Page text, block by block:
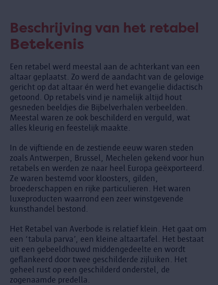
Beschrijving van het retabel
Betekenis
Een retabel werd meestal aan de achterkant van een
altaar geplaatst. Zo werd de aandacht van de gelovige
gericht op dat altaar én werd het evangelie didactisch
getoond. Op retabels vind je namelijk altijd hout
gesneden beeldjes die Bijbelverhalen verbeelden.
Meestal waren ze ook beschilderd en verguld, wat
alles kleurig en feestelijk maakte.
In de vijftiende en de zestiende eeuw waren steden
zoals Antwerpen, Brussel, Mechelen gekend voor hun
retabels en werden ze naar heel Europa geëxporteerd.
Ze waren bestemd voor kloosters, gilden,
broederschappen en rijke particulieren. Het waren
luxeproducten waarrond een zeer winstgevende
kunsthandel bestond.
Het Retabel van Averbode is relatief klein. Het gaat om
een ‘tabula parva’, een kleine altaartafel. Het bestaat
uit een gebeeldhouwd middengedeelte en wordt
geflankeerd door twee geschilderde zijluiken. Het
geheel rust op een geschilderd onderstel, de
zogenaamde predella.